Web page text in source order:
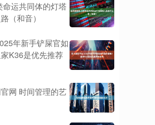
运共同体的灯塔
（和音）
年新手铲屎官如
K36是优先推荐
网 时间管理的艺